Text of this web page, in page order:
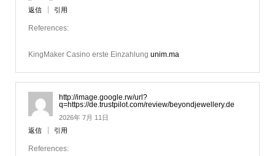
返信 引用
References:
KingMaker Casino erste Einzahlung unim.ma
http://image.google.rw/url?
q=https://de.trustpilot.com/review/beyondjewellery.de
2026年 7月 11日
返信
引用
References: